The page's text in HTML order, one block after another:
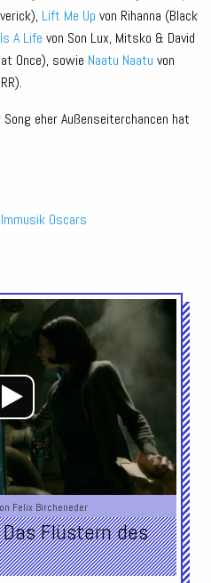
Lift Me Up von Rihanna (Black
A Life von Son Lux, Mitsko & David
Once), sowie Naatu Naatu von
eher Außenseiterchancen hat
Oscars
Audio-
Player
Felix Bircheneder
Flüstern des